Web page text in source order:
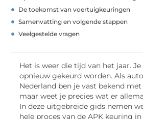
De toekomst van voertuigkeuringen
Samenvatting en volgende stappen
Veelgestelde vragen
Het is weer die tijd van het jaar.
opnieuw gekeurd worden. Als
Nederland ben je vast bekend met
maar weet je precies wat er
In deze uitgebreide gids nemen
hele proces van de APK keuring in